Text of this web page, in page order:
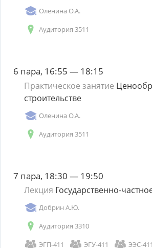
Оленина О.А.
Аудитория 3511
6 пара, 16:55 — 18:15
Практическое занятие
строительстве
Оленина О.А.
Аудитория 3511
7 пара, 18:30 — 19:50
Лекция Государственно-
Добрин А.Ю.
Аудитория 3310
ЭГП-411
ЭГУ-411 ЭЭС-411